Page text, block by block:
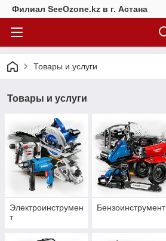
Филиал SeeOzone.kz в г. Астана
Товары и услуги
Товары и услуги
Электроинструмен
т
Бензоинструмент